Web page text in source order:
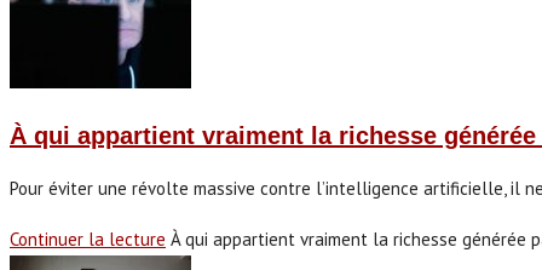
À qui appartient vraiment la richesse
Pour éviter une révolte massive contre l’intelligence artificielle, il
Continuer la lecture À qui appartient vraiment la richesse générée